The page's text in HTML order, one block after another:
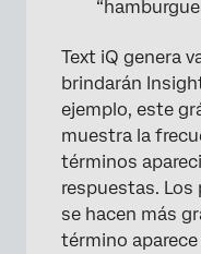
Text iQ genera
brindarán
ejemplo, este
muestra la
términos
respuestas.
se hacen más
término